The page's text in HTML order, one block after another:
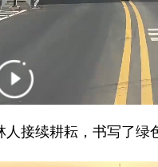
接续耕耘，书写了绿